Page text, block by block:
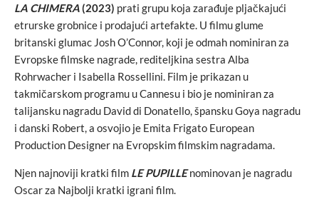
LA CHIMERA(2023) prati grupu koja zarađuje pljačkajući
etrurske grobnice i prodajući artefakte. U filmu glume
britanski glumac Josh O’Connor, koji je odmah nominiran za
Evropske filmske nagrade, rediteljkina sestra Alba
Rohrwacher i Isabella Rossellini. Film je prikazan u
takmičarskom programu u Cannesu i bio je nominiran za
talijansku nagradu David di Donatello, špansku Goya nagradu
i danski Robert, a osvojio je Emita Frigato European
Production Designer na Evropskim filmskim nagradama.
Njen najnoviji kratki film LE PUPILLEnominovan je nagradu
Oscar za Najbolji kratki igrani film.